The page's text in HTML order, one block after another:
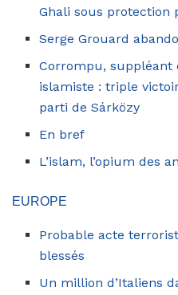
Ghali sous protection
Serge Grouard
Corrompu,
islamiste : triple
parti de Sárközy
En bref
L’islam, l’opium des
EUROPE
Probable acte
blessés
Un million d’Italiens